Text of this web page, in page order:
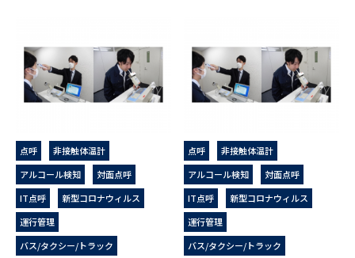
点呼
非接触体温計
アルコール検知
対面点呼
IT点呼
新型コロナウィルス
運行管理
バス/タクシー/トラック
点呼
非接触体温計
アルコール検知
対面点呼
IT点呼
新型コロナウィルス
運行管理
バス/タクシー/トラック